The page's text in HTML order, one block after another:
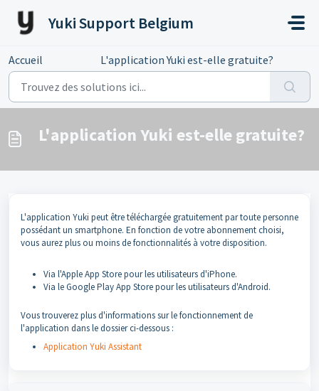
Yuki Support Belgium
Accueil L'application Yuki est-elle gratuite?
L'application Yuki est-elle gratuite?
L'application Yuki peut être téléchargée gratuitement par toute personne
possédant un smartphone. En fonction de votre abonnement choisi,
vous aurez plus ou moins de fonctionnalités à votre disposition.
Via l'Apple App Store pour les utilisateurs d'iPhone.
Via le Google Play App Store pour les utilisateurs d'Android.
Vous trouverez plus d'informations sur le fonctionnement de
l'application dans le dossier ci-dessous :
Application Yuki Assistant